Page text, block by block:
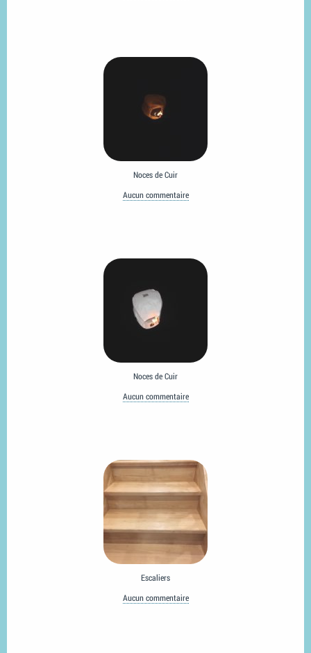
Noces de Cuir
Aucun commentaire
Noces de Cuir
Aucun commentaire
Escaliers
Aucun commentaire